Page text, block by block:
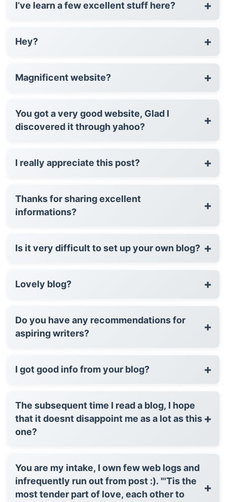
I’ve learn a few excellent stuff here? +
Hey? +
Magnificent website? +
You got a very good website, Glad I
discovered it through yahoo?
+
I really appreciate this post? +
Thanks for sharing excellent
informations?
+
Is it very difficult to set up your own blog? +
Lovely blog? +
Do you have any recommendations for
aspiring writers?
+
I got good info from your blog? +
The subsequent time I read a blog, I hope
that it doesnt disappoint me as a lot as this
one?
+
You are my intake, I own few web logs and
infrequently run out from post :). "'Tis the
most tender part of love, each other to
+